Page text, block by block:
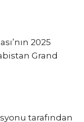
2025
Grand
tarafından